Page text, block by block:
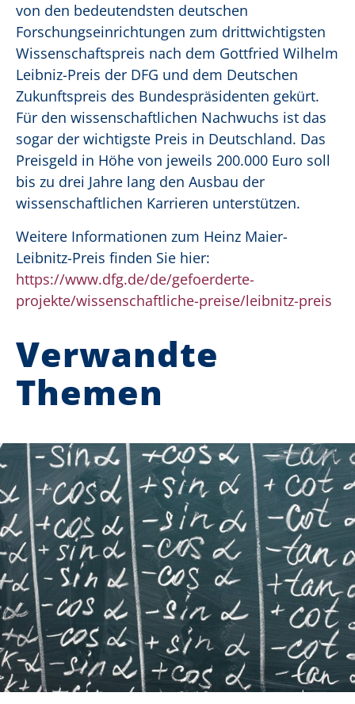
von den bedeutendsten deutschen
Forschungseinrichtungen zum drittwichtigsten
Wissenschaftspreis nach dem Gottfried Wilhelm
Leibniz-Preis der DFG und dem Deutschen
Zukunftspreis des Bundespräsidenten gekürt.
Für den wissenschaftlichen Nachwuchs ist das
sogar der wichtigste Preis in Deutschland. Das
Preisgeld in Höhe von jeweils 200.000 Euro soll
bis zu drei Jahre lang den Ausbau der
wissenschaftlichen Karrieren unterstützen.
Weitere Informationen zum Heinz Maier-
Leibnitz-Preis finden Sie hier:
https://www.dfg.de/de/gefoerderte-
projekte/wissenschaftliche-preise/leibnitz-preis
Verwandte
Themen